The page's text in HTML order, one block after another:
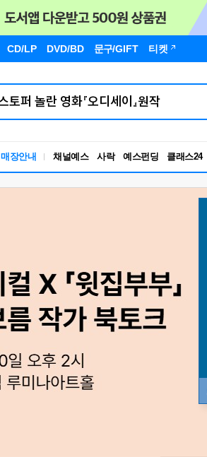
CD/LP DVD/BD 문구/GIFT 티켓
매장안내 채널예스 사락 예스펀딩 클래스24